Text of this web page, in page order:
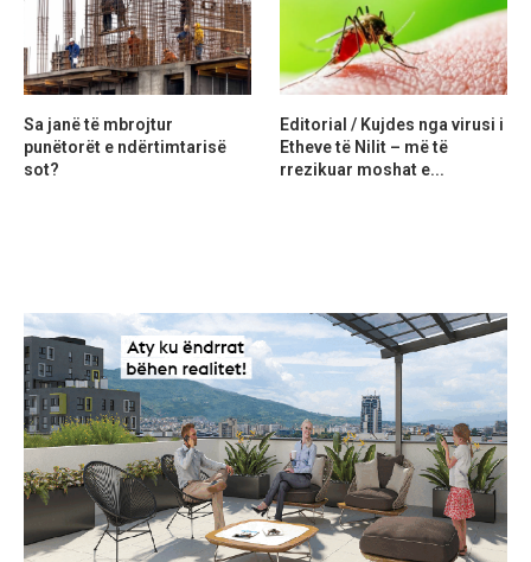
Sa janë të mbrojtur
punëtorët e ndërtimtarisë
sot?
Editorial / Kujdes nga virusi i
Etheve të Nilit – më të
rrezikuar moshat e...